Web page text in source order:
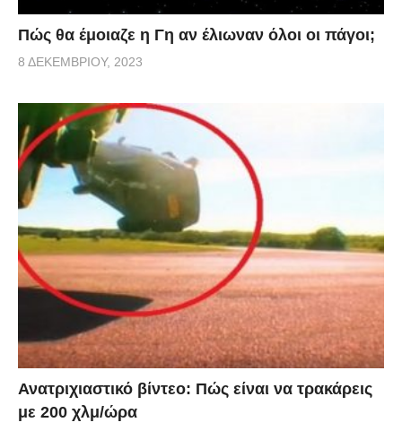
Πώς θα έμοιαζε η Γη αν έλιωναν όλοι οι πάγοι;
8 ΔΕΚΕΜΒΡΊΟΥ, 2023
Ανατριχιαστικό βίντεο: Πώς είναι να τρακάρεις
με 200 χλμ/ώρα